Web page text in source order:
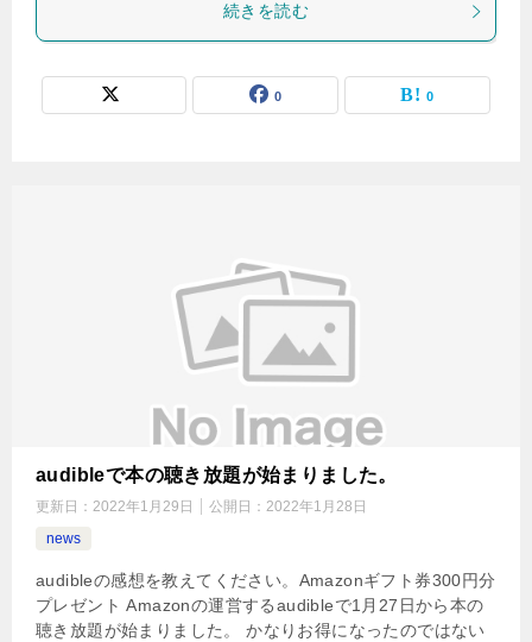
続きを読む
0 0
audibleで本の聴き放題が始まりました。
更新日： 2022年1月29日 公開日： 2022年1月28日
news
audibleの感想を教えてください。Amazonギフト券300円分
プレゼント Amazonの運営するaudibleで1月27日から本の
聴き放題が始まりました。 かなりお得になったのではない